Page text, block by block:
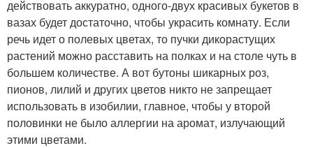
действовать аккуратно, одного-двух красивых букетов в
вазах будет достаточно, чтобы украсить комнату. Если
речь идет о полевых цветах, то пучки дикорастущих
растений можно расставить на полках и на столе чуть в
большем количестве. А вот бутоны шикарных роз,
пионов, лилий и других цветов никто не запрещает
использовать в изобилии, главное, чтобы у второй
половинки не было аллергии на аромат, излучающий
этими цветами.